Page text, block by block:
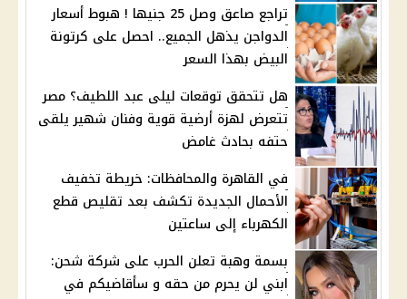
تراجع صاعق وصل 25 جنيها ! هبوط أسعار
الدواجن يذهل الجميع.. احصل على كرتونة
البيض بهذا السعر
هل تتحقق توقعات ليلى عبد اللطيف؟ مصر
تتعرض لهزة أرضية قوية وفنان شهير يلقى
حتفه بحادث غامض
في القاهرة والمحافظات: خريطة تخفيف
الأحمال الجديدة تكشف بعد تقليص قطع
الكهرباء إلى ساعتين
بسمة وهبة تعلن الحرب على شركة شحن:
ابني لن يحرم من حقه و سأقاضيكم في